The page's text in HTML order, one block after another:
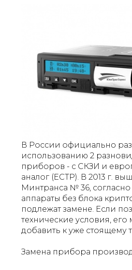
В России официально
использованию 2
приборов - с СКЗИ и
аналог (ЕСТР). В 2013 г.
Минтранса № 36,
аппараты без блока
подлежат замене. Если
технические условия,
добавить к уже стоящему
Замена прибора